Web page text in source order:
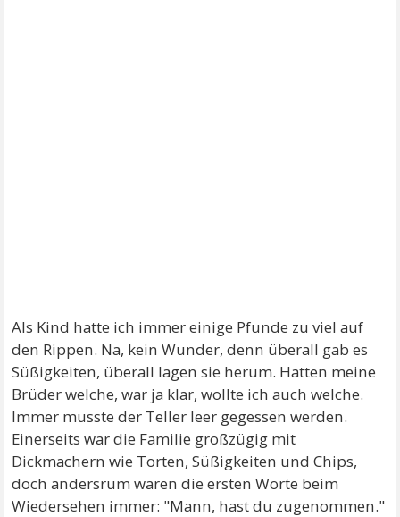
Als Kind hatte ich immer einige Pfunde zu viel auf
den Rippen. Na, kein Wunder, denn überall gab es
Süßigkeiten, überall lagen sie herum. Hatten meine
Brüder welche, war ja klar, wollte ich auch welche.
Immer musste der Teller leer gegessen werden.
Einerseits war die Familie großzügig mit
Dickmachern wie Torten, Süßigkeiten und Chips,
doch andersrum waren die ersten Worte beim
Wiedersehen immer: "Mann, hast du zugenommen."